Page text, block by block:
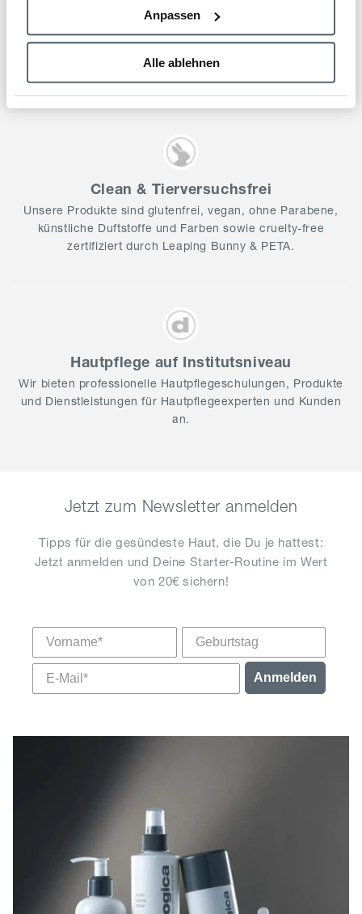
Anpassen
Alle ablehnen
Gesunde Haut
Wir glauben, dass gesunde Haut Deine Lebensqualität
verbessert. Darum verwenden wir hochwertige
Clean & Tierversuchsfrei
Unsere Produkte sind glutenfrei, vegan, ohne Parabene,
künstliche Duftstoffe und Farben sowie cruelty-free
zertifiziert durch Leaping Bunny & PETA.
Hautpflege auf Institutsniveau
Wir bieten professionelle Hautpflegeschulungen, Produkte
und Dienstleistungen für Hautpflegeexperten und Kunden
an.
Jetzt zum Newsletter anmelden
Tipps für die gesündeste Haut, die Du je hattest​:
Jetzt anmelden und Deine Starter-Routine im Wert
von 20€ sichern!
Vorname
Anmelden